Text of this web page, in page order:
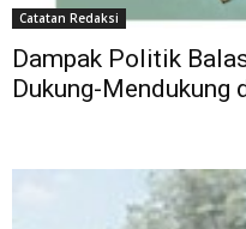
Catatan Redaksi
Dampak Politik
Dukung-Mendukung